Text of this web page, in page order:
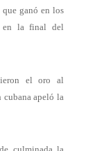
ganó en los
en la final del
el oro al
cubana apeló la